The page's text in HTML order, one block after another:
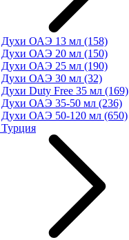
Духи ОАЭ 13 мл (158)
Духи ОАЭ 20 мл (150)
Духи ОАЭ 25 мл (190)
Духи ОАЭ 30 мл (32)
Духи Duty Free 35 мл (169)
Духи ОАЭ 35-50 мл (236)
Духи ОАЭ 50-120 мл (650)